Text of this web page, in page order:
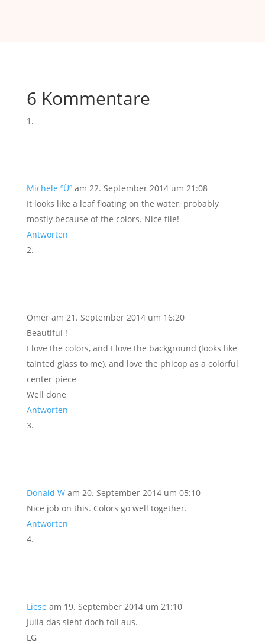
6 Kommentare
Michele ºÜº am 22. September 2014 um 21:08
It looks like a leaf floating on the water, probably
mostly because of the colors. Nice tile!
Antworten
Omer am 21. September 2014 um 16:20
Beautiful !
I love the colors, and I love the background (looks like
tainted glass to me), and love the phicop as a colorful
center-piece
Well done
Antworten
Donald W am 20. September 2014 um 05:10
Nice job on this. Colors go well together.
Antworten
Liese am 19. September 2014 um 21:10
Julia das sieht doch toll aus.
LG